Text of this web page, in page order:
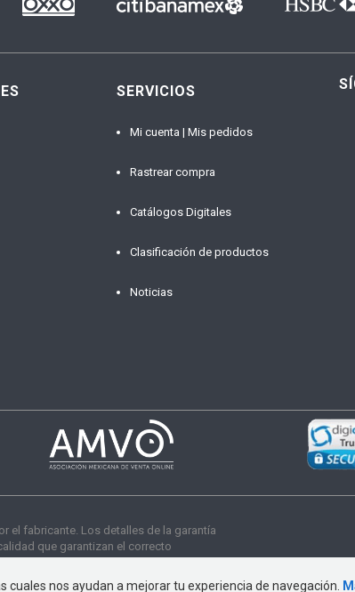
SERVICIOS
Mi cuenta | Mis pedidos
Rastrear compra
Catálogos Digitales
Clasificación de productos
Noticias
el fabricante. Los detalles de la garantía
que garantizan el correcto
cuales nos ayudan a mejorar tu experiencia de navegación.